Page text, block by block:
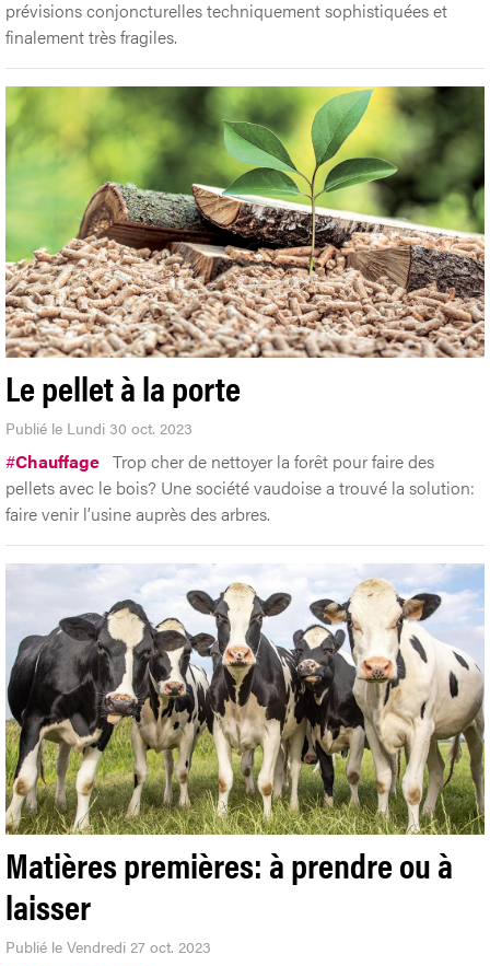
prévisions conjoncturelles techniquement sophistiquées et
finalement très fragiles.
Le pellet à la porte
Publié le Lundi 30 oct. 2023
#Chauffage Trop cher de nettoyer la forêt pour faire des
pellets avec le bois? Une société vaudoise a trouvé la solution:
faire venir l’usine auprès des arbres.
Matières premières: à prendre ou à
laisser
Publié le Vendredi 27 oct. 2023